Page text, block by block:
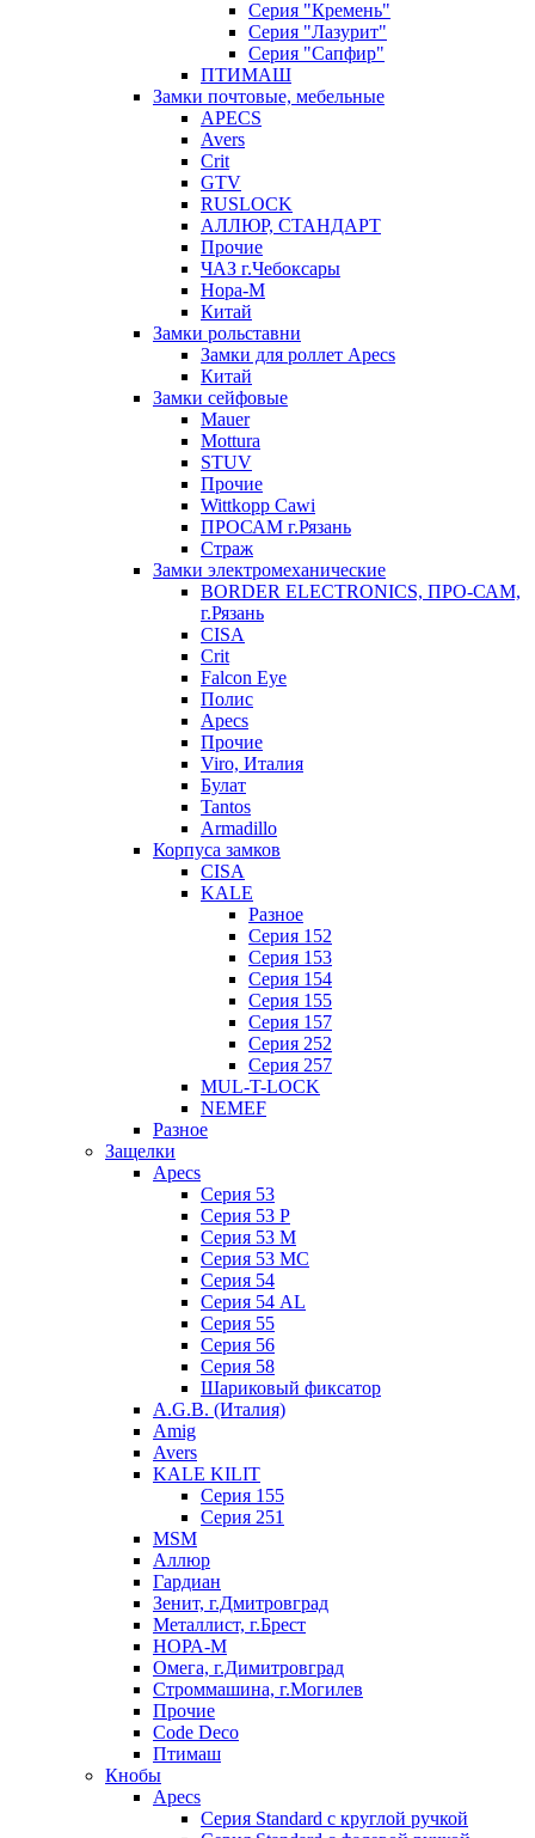
Серия "Кремень"
Серия "Лазурит"
Серия "Сапфир"
ПТИМАШ
Замки почтовые, мебельные
APECS
Avers
Crit
GTV
RUSLOCK
АЛЛЮР, СТАНДАРТ
Прочие
ЧАЗ г.Чебоксары
Нора-М
Китай
Замки рольставни
Замки для роллет Apecs
Китай
Замки сейфовые
Mauer
Mottura
STUV
Прочие
Wittkopp Cawi
ПРОСАМ г.Рязань
Страж
Замки электромеханические
BORDER ELECTRONICS, ПРО-САМ,
г.Рязань
CISA
Crit
Falcon Eye
Полис
Apecs
Прочие
Viro, Италия
Булат
Tantos
Armadillo
Корпуса замков
CISA
KALE
Разное
Серия 152
Серия 153
Серия 154
Серия 155
Серия 157
Серия 252
Серия 257
MUL-T-LOCK
NEMEF
Разное
Защелки
Apecs
Серия 53
Серия 53 P
Серия 53 М
Серия 53 МC
Серия 54
Серия 54 AL
Серия 55
Серия 56
Серия 58
Шариковый фиксатор
A.G.B. (Италия)
Amig
Avers
KALE KILIT
Серия 155
Серия 251
MSM
Аллюр
Гардиан
Зенит, г.Дмитровград
Металлист, г.Брест
НОРА-М
Омега, г.Димитровград
Строммашина, г.Могилев
Прочие
Code Deco
Птимаш
Кнобы
Apecs
Серия Standard с круглой ручкой